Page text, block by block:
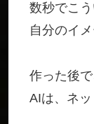
数秒でこ
自分のイ
作った後
AIは、ネ